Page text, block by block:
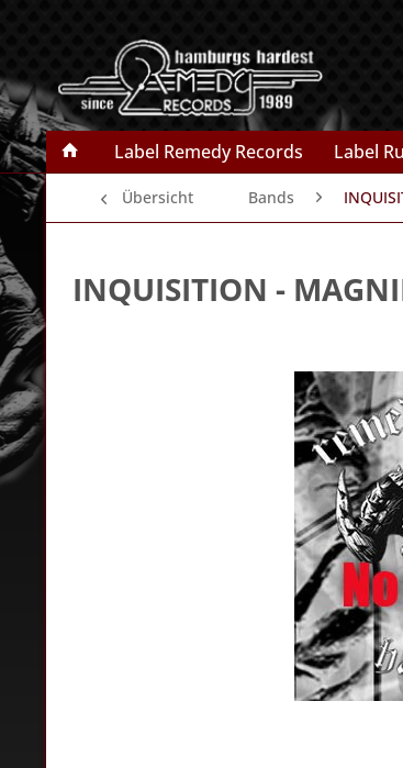
Label Remedy Records Label
Übersicht Bands
INQUISITION -